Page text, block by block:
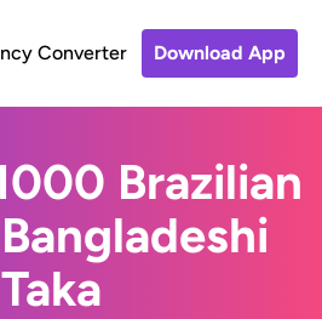
Converter Download App
Brazilian
Taka